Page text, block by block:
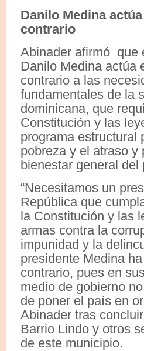
Danilo Medina
contrario
Abinader afirmó que
Danilo Medina actúa
contrario a las
fundamentales de la
dominicana, que
Constitución y las
programa estructural
pobreza y el atraso
bienestar general del
“Necesitamos un
República que
la Constitución y las
armas contra la
impunidad y la
presidente Medina
contrario, pues en
medio de gobierno
de poner el país en
Abinader tras
Barrio Lindo y otros
de este municipio.